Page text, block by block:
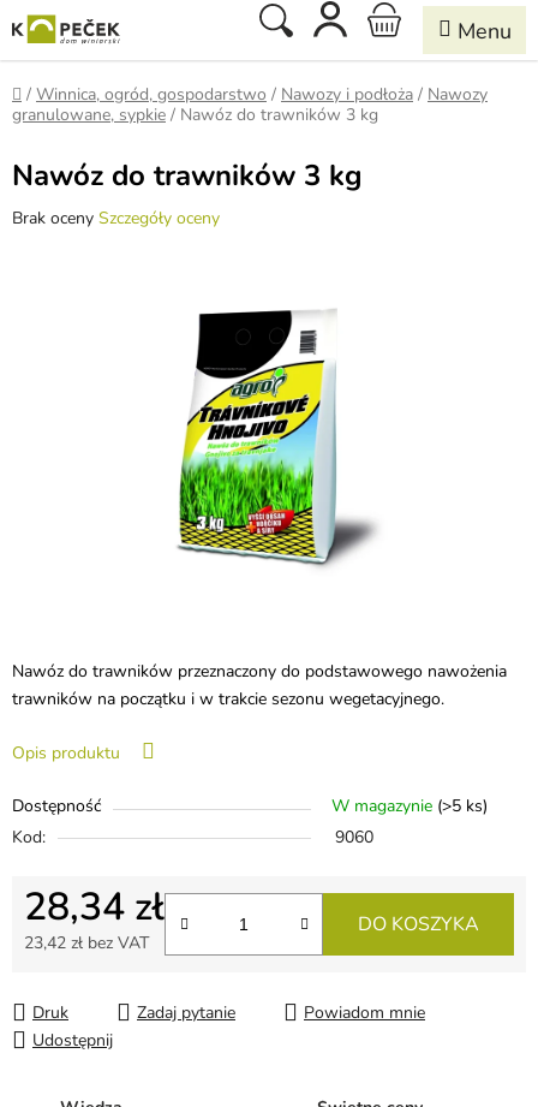
do
treści
Szukaj KOSZYK
Home
/ Winnica, ogród, gospodarstwo / Nawozy i podłoża / Nawozy
granulowane, sypkie / Nawóz do trawników 3 kg
Nawóz do trawników przeznaczony do podstawowego nawożenia
trawników na początku i w trakcie sezonu wegetacyjnego.
Opis produktu
Dostępność W magazynie (>5 ks)
Kod:
9060
28,34 zł
23,42 zł bez VAT
DO KOSZYKA
Druk Zadaj pytanie
Powiadom mnie
Udostępnij
Nawóz do trawników 3 kg
Średnia
Brak oceny Szczegóły oceny